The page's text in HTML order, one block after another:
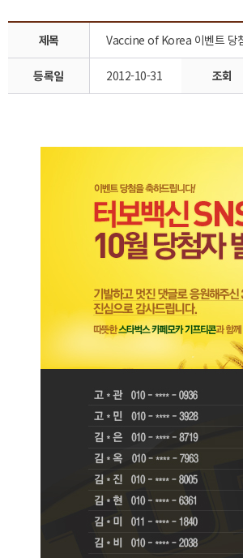
제목 Vaccine of Korea 이벤트 당
등록일 2012-10-31 조회